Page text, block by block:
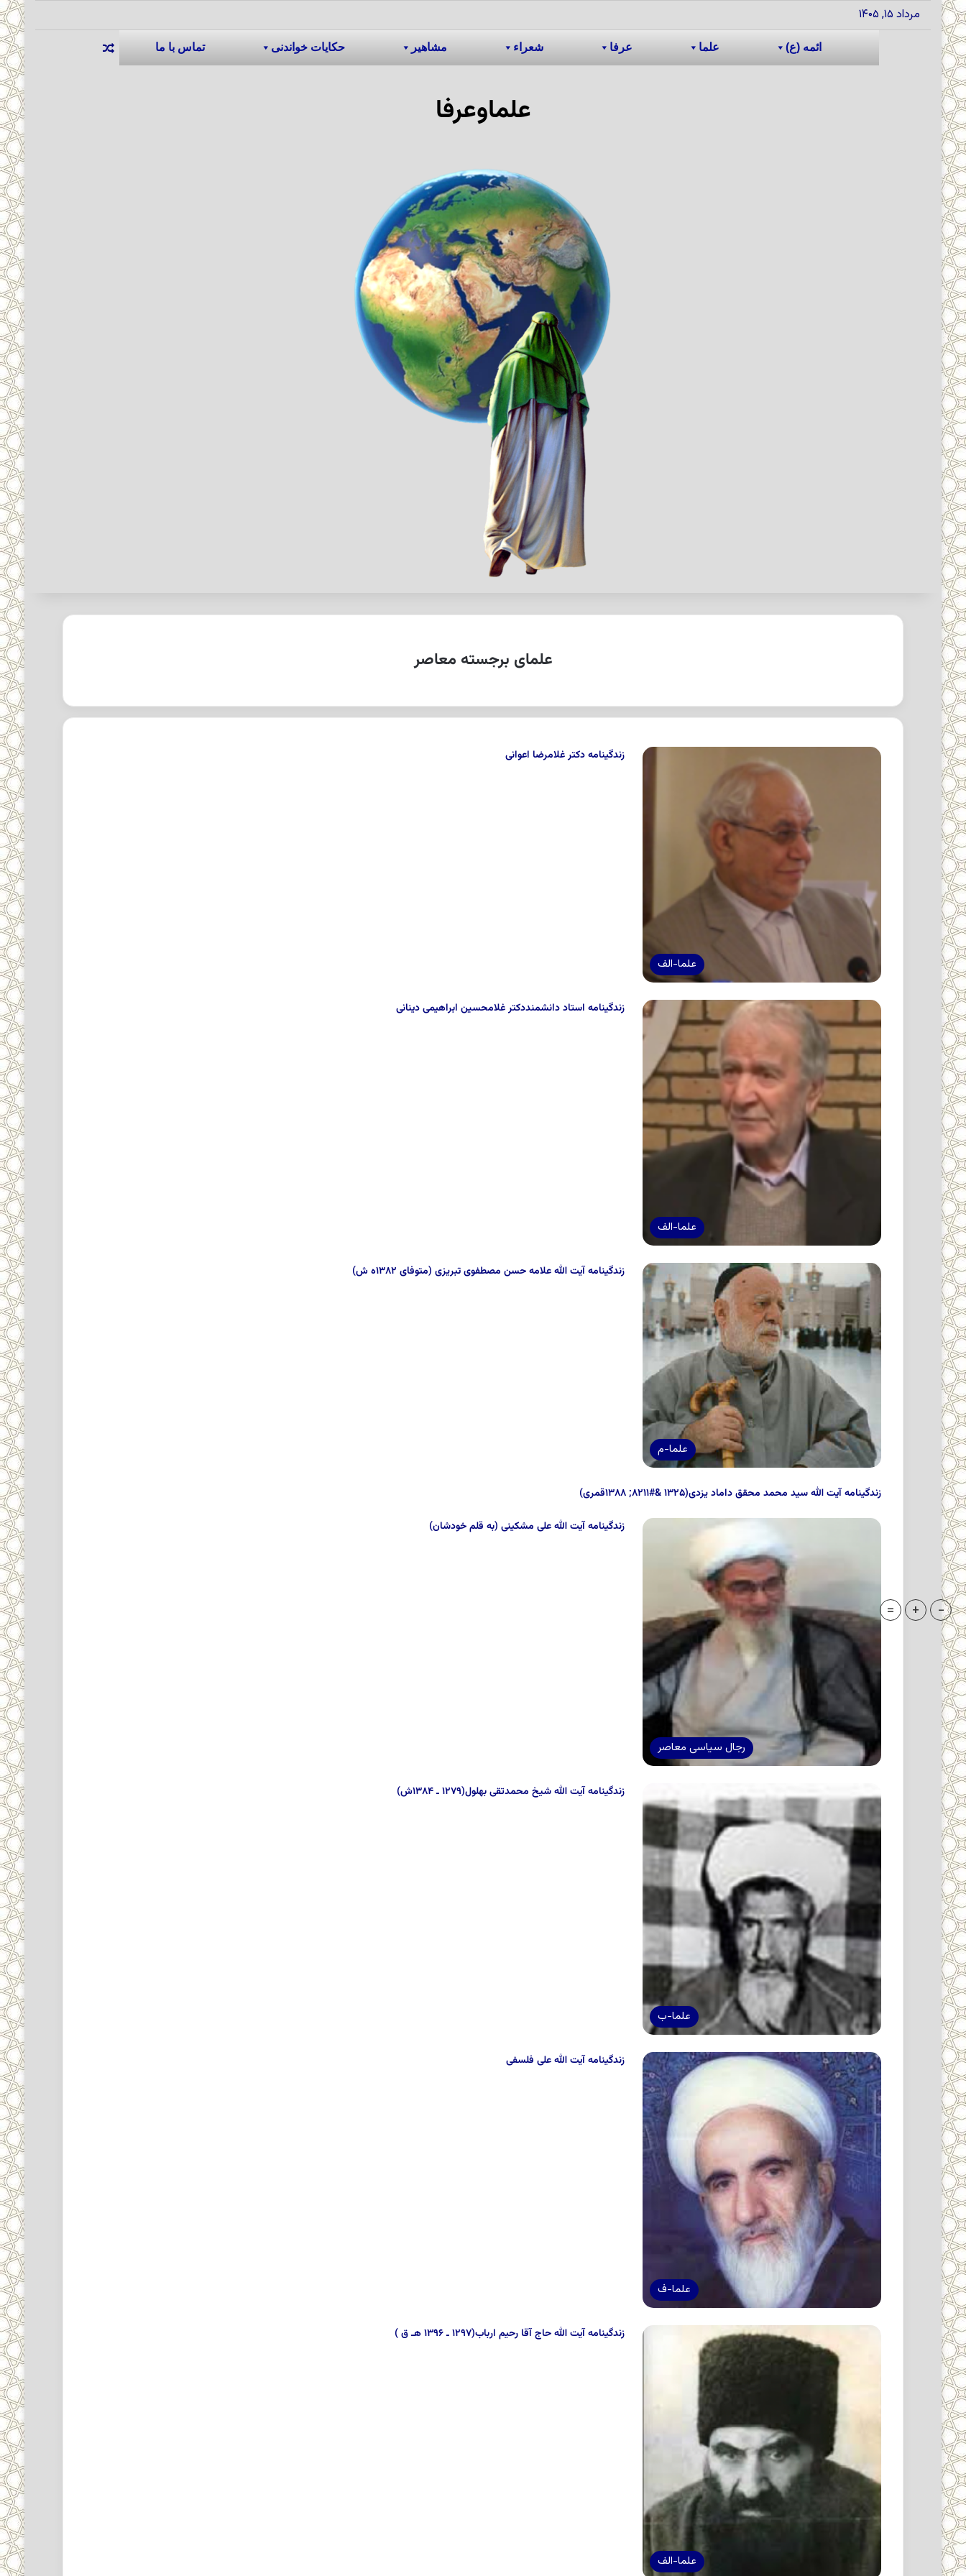
مرداد ۱۵, ۱۴۰۵
ائمه (ع) علما عرفا شعراء مشاهیر حکایات خواندنی تماس با ما نوشته تصادفی
علماوعرفا
علمای برجسته معاصر
علما-الف
زندگینامه دکتر غلامرضا اعوانی
علما-الف
زندگینامه استاد دانشمنددکتر غلامحسین ابراهیمی دینانی
علما-م
زندگینامه آیت الله علامه حسن مصطفوى تبریزى (متوفاى ۱۳۸۲ه ش)
زندگینامه آیت الله سید محمد محقق داماد یزدی(۱۳۲۵ &#۸۲۱۱; ۱۳۸۸قمری)
رجال سیاسی معاصر
زندگینامه آیت الله علی مشکینی (به قلم خودشان)
علما-ب
زندگینامه آیت الله شیخ محمدتقى بهلول(۱۲۷۹ ـ ۱۳۸۴ش)
علما-ف
زندگینامه آیت الله على فلسفى
علما-الف
زندگینامه آیت الله حاج آقا رحیم ارباب(۱۲۹۷ ـ ۱۳۹۶ هـ ق )
-
+
=